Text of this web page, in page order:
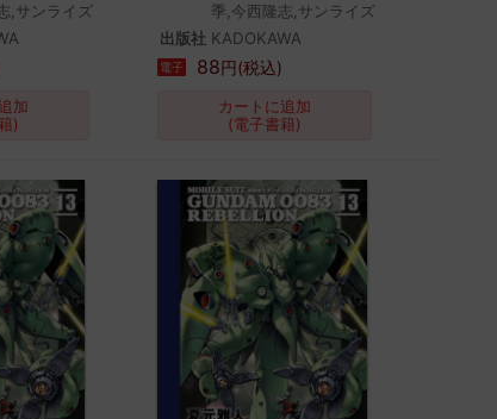
,サンライズ
加
)
季,今西隆志,サンライズ
出版社 KADOKAWA
電子 88円(税込)
カートに追加
(電子書籍)